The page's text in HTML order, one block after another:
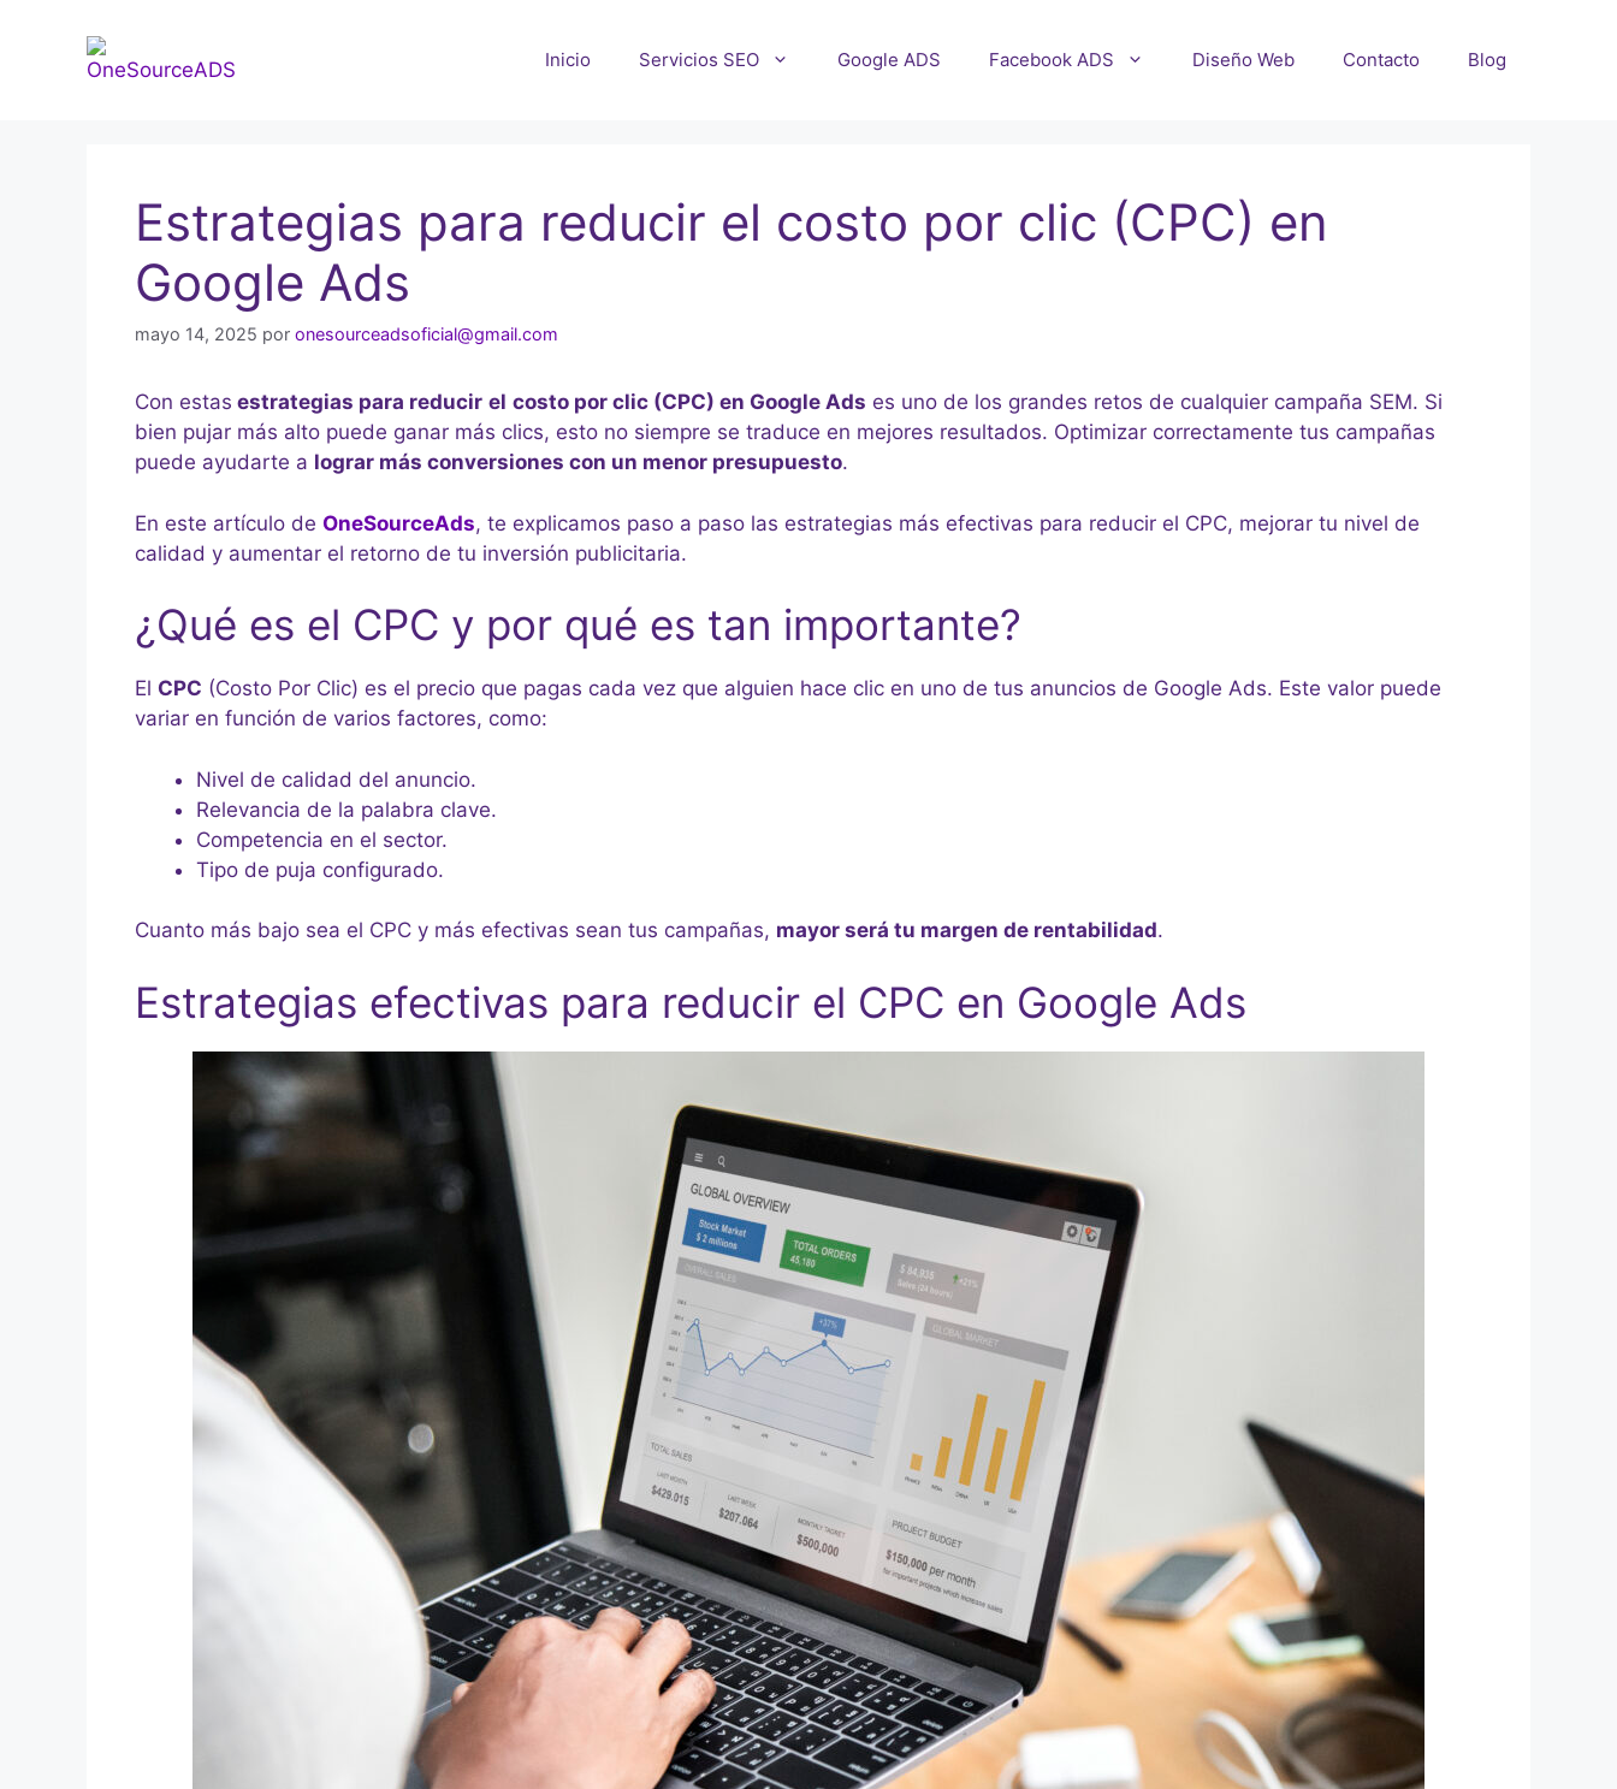
Inicio Servicios SEO Google ADS Facebook ADS Diseño Web Contacto Blog
Estrategias para reducir el costo por clic (CPC) en
Google Ads
mayo 14, 2025 por onesourceadsoficial@gmail.com
Con estas estrategias para reducir el costo por clic (CPC) en Google Ads es uno de los grandes retos de cualquier campaña SEM. Si
bien pujar más alto puede ganar más clics, esto no siempre se traduce en mejores resultados. Optimizar correctamente tus campañas
puede ayudarte a lograr más conversiones con un menor presupuesto.
En este artículo de OneSourceAds, te explicamos paso a paso las estrategias más efectivas para reducir el CPC, mejorar tu nivel de
calidad y aumentar el retorno de tu inversión publicitaria.
¿Qué es el CPC y por qué es tan importante?
El CPC (Costo Por Clic) es el precio que pagas cada vez que alguien hace clic en uno de tus anuncios de Google Ads. Este valor puede
variar en función de varios factores, como:
Nivel de calidad del anuncio.
Relevancia de la palabra clave.
Competencia en el sector.
Tipo de puja configurado.
Cuanto más bajo sea el CPC y más efectivas sean tus campañas, mayor será tu margen de rentabilidad.
Estrategias efectivas para reducir el CPC en Google Ads